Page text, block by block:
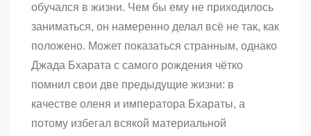
обучался в жизни. Чем бы ему не приходилось
заниматься, он намеренно делал всё не так, как
положено. Может показаться странным, однако
Джада Бхарата с самого рождения чётко
помнил свои две предыдущие жизни: в
качестве оленя и императора Бхараты, а
потому избегал всякой материальной